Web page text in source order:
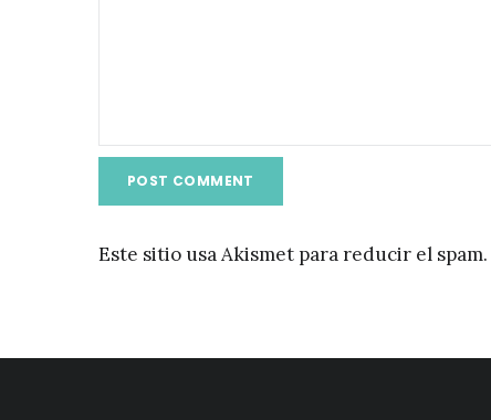
Este sitio usa Akismet para reducir el spam.